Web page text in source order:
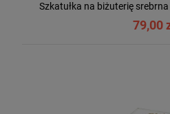
Szkatułka na biżuterię
79,00